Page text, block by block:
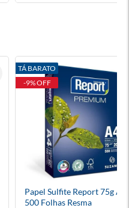
TÁ BARATO
-9% OFF
Papel Sulfite Report 75g A4
500 Folhas Resma